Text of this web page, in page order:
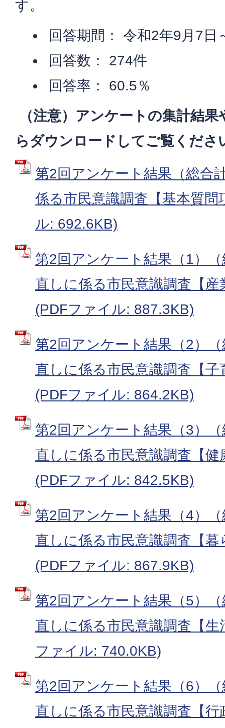
す。
回答期間： 令和2年9月7日
回答数： 274件
回答率： 60.5％
（注意）アンケートの集計結果
らダウンロードしてご覧くださ
第2回アンケート結果（総合
係る市民意識調査【基本質
ル: 692.6KB)
第2回アンケート結果（1）
直しに係る市民意識調査【産
(PDFファイル: 887.3KB)
第2回アンケート結果（2）
直しに係る市民意識調査【
(PDFファイル: 864.2KB)
第2回アンケート結果（3）
直しに係る市民意識調査【健
(PDFファイル: 842.5KB)
第2回アンケート結果（4）
直しに係る市民意識調査【
(PDFファイル: 867.9KB)
第2回アンケート結果（5）
直しに係る市民意識調査【
ファイル: 740.0KB)
第2回アンケート結果（6）
直しに係る市民意識調査【